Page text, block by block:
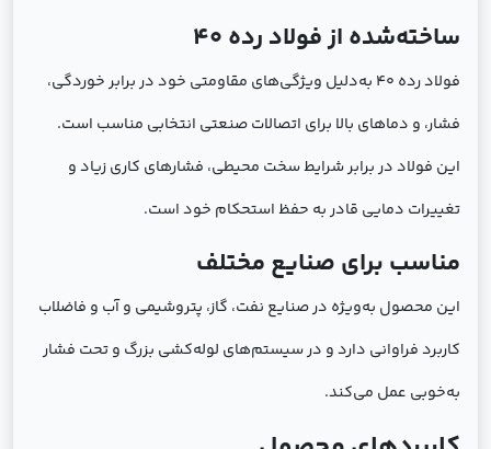
ساخته‌شده از فولاد رده 40
فولاد رده 40 به‌دلیل ویژگی‌های مقاومتی خود در برابر خوردگی،
فشار، و دماهای بالا برای اتصالات صنعتی انتخابی مناسب است.
این فولاد در برابر شرایط سخت محیطی، فشارهای کاری زیاد و
تغییرات دمایی قادر به حفظ استحکام خود است.
مناسب برای صنایع مختلف
این محصول به‌ویژه در صنایع نفت، گاز، پتروشیمی و آب و فاضلاب
کاربرد فراوانی دارد و در سیستم‌های لوله‌کشی بزرگ و تحت فشار
به‌خوبی عمل می‌کند.